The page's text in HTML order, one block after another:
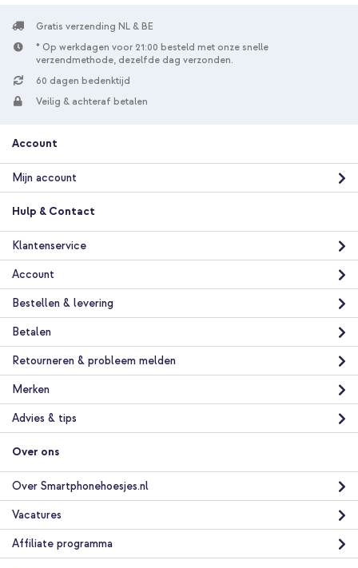
Gratis verzending NL & BE
* Op werkdagen voor 21:00 besteld met onze snelle
verzendmethode, dezelfde dag verzonden.
60 dagen bedenktijd
Veilig & achteraf betalen
Account
Mijn account
Hulp & Contact
Klantenservice
Account
Bestellen & levering
Betalen
Retourneren & probleem melden
Merken
Advies & tips
Over ons
Over Smartphonehoesjes.nl
Vacatures
Affiliate programma